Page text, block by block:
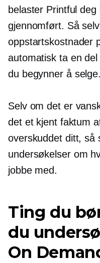
belaster Printful
gjennomført. Så
oppstartskostnader
automatisk ta en
du begynner å selge.
Selv om det er
det et kjent faktum
overskuddet ditt, så
undersøkelser om
jobbe med.
Ting du
du
On